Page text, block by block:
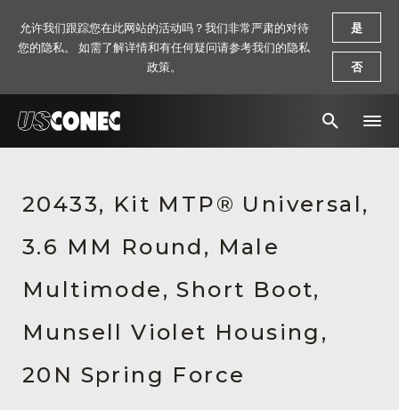
解决方案
产品
资源
关于我们
20433, Kit MTP® Universal,
3.6 MM Round, Male
Multimode, Short Boot,
Munsell Violet Housing,
20N Spring Force
允许我们跟踪您在此网站的活动吗？我们非常严肃的对待
您的隐私。 如需了解详情和有任何疑问请参考我们的隐私
政策。
是
否